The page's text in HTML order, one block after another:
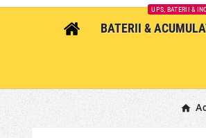
BATERII &
UPS, BATERII &